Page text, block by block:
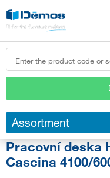
Assortment
Pracovní deska
Cascina 4100/